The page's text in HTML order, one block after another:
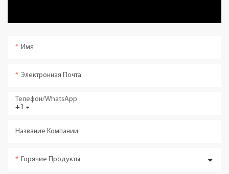
Имя
Электронная Почта
+1
Телефон/WhatsApp
Название Компании
Горячие Продукты